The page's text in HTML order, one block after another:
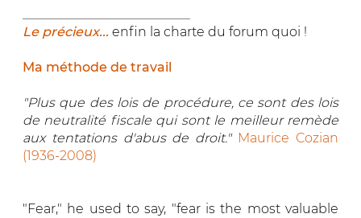
Le précieux... enfin la charte du forum quoi !
Ma méthode de travail
"Plus que des lois de procédure, ce sont des lois
de neutralité fiscale qui sont le meilleur remède
aux tentations d'abus de droit." Maurice Cozian
(1936-2008)
"Fear," he used to say, "fear is the most valuable